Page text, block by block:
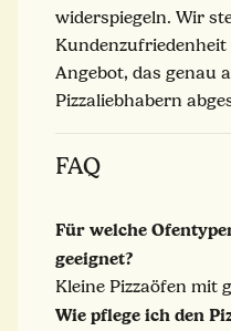
widerspiegeln. Wir
Angebot, das genau
Pizzaliebhabern
FAQ
Für welche
geeignet?
Kleine Pizzaöfen mit
Wie pflege ich den